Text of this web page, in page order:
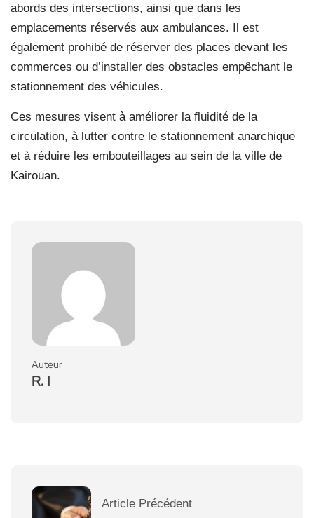
abords des intersections, ainsi que dans les
emplacements réservés aux ambulances. Il est
également prohibé de réserver des places devant les
commerces ou d’installer des obstacles empêchant le
stationnement des véhicules.
Ces mesures visent à améliorer la fluidité de la
circulation, à lutter contre le stationnement anarchique
et à réduire les embouteillages au sein de la ville de
Kairouan.
Auteur
R. I
Article Précédent